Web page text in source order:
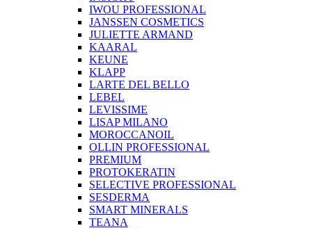
IWOU PROFESSIONAL
JANSSEN COSMETICS
JULIETTE ARMAND
KAARAL
KEUNE
KLAPP
LARTE DEL BELLO
LEBEL
LEVISSIME
LISAP MILANO
MOROCCANOIL
OLLIN PROFESSIONAL
PREMIUM
PROTOKERATIN
SELECTIVE PROFESSIONAL
SESDERMA
SMART MINERALS
TEANA